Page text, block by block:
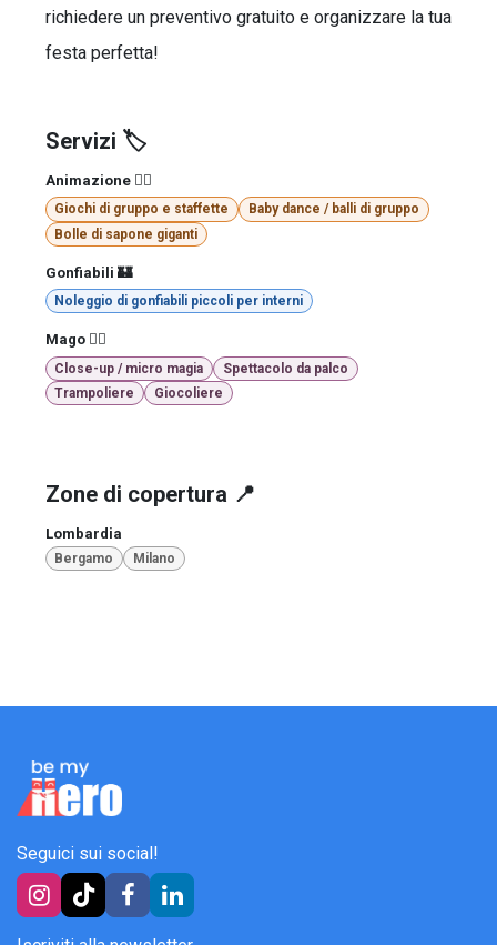
richiedere un preventivo gratuito e organizzare la tua
festa perfetta!
Servizi 🏷️
Animazione 🤹‍♂️
Giochi di gruppo e staffette
Baby dance / balli di gruppo
Bolle di sapone giganti
Gonfiabili 🏰
Noleggio di gonfiabili piccoli per interni
Mago 🧙‍♂️
Close-up / micro magia
Spettacolo da palco
Trampoliere
Giocoliere
Zone di copertura 📍
Lombardia
Bergamo Milano
Seguici sui social!